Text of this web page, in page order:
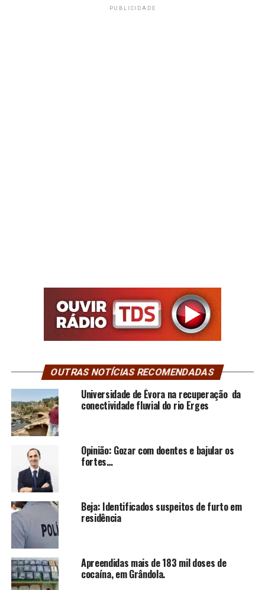
PUBLICIDADE
OUTRAS NOTÍCIAS RECOMENDADAS
Universidade de Évora na recuperação da
conectividade fluvial do rio Erges
Opinião: Gozar com doentes e bajular os
fortes…
Beja: Identificados suspeitos de furto em
residência
Apreendidas mais de 183 mil doses de
cocaína, em Grândola.